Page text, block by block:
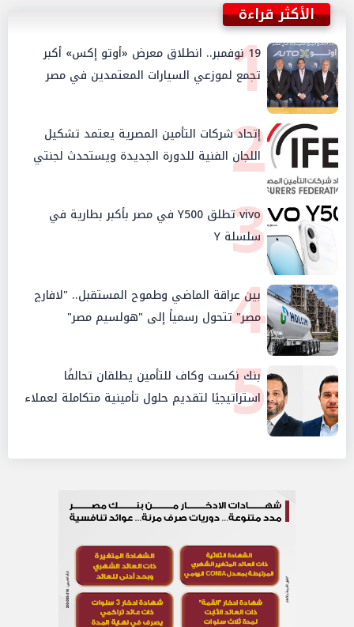
الأكثر قراءة
119 نوفمبر.. انطلاق معرض «أوتو إكس» أكبر
تجمع لموزعي السيارات المعتمدين في مصر
2
إتحاد شركات التأمين المصرية يعتمد تشكيل
اللجان الفنية للدورة الجديدة ويستحدث لجنتي
الأمن السيبراني والإستثمار والإدخار
3
vivo تطلق Y500 في مصر بأكبر بطارية في
سلسلة Y
4
بين عراقة الماضي وطموح المستقبل.. "لافارچ
مصر" تتحول رسمياً إلى "هولسيم مصر"
5
بنك نكست وكاف للتأمين يطلقان تحالفًا
استراتيجيًا لتقديم حلول تأمينية متكاملة لعملاء
البنك